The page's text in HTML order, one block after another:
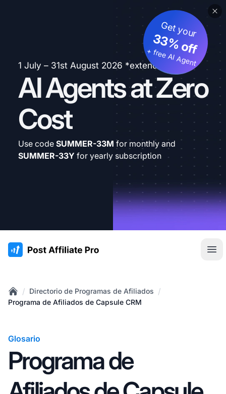
1 July – 31st August 2026 *extended
AI Agents at Zero
Cost
Get your
33% off
+ free AI Agent
Use code SUMMER-33M for monthly and
SUMMER-33Y for yearly subscription
:site.title
Home
/ Directorio de Programas de Afiliados /
Programa de Afiliados de Capsule CRM
Glosario
Programa de